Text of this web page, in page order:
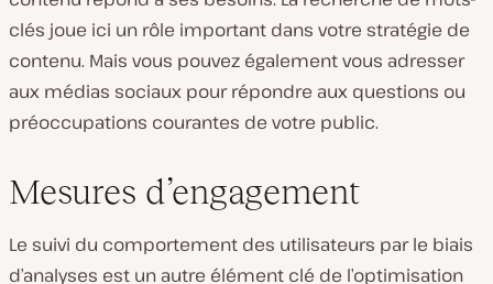
clés joue ici un rôle important dans votre stratégie de
contenu. Mais vous pouvez également vous adresser
aux médias sociaux pour répondre aux questions ou
préoccupations courantes de votre public.
Mesures d’engagement
Le suivi du comportement des utilisateurs par le biais
d’analyses est un autre élément clé de l’optimisation